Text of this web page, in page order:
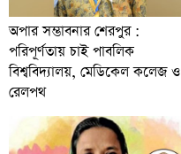
অপার সম্ভাবনার শেরপুর :
পরিপূর্ণতায় চাই পাবলিক
বিশ্ববিদ্যালয়, মেডিকেল কলেজ ও
রেলপথ